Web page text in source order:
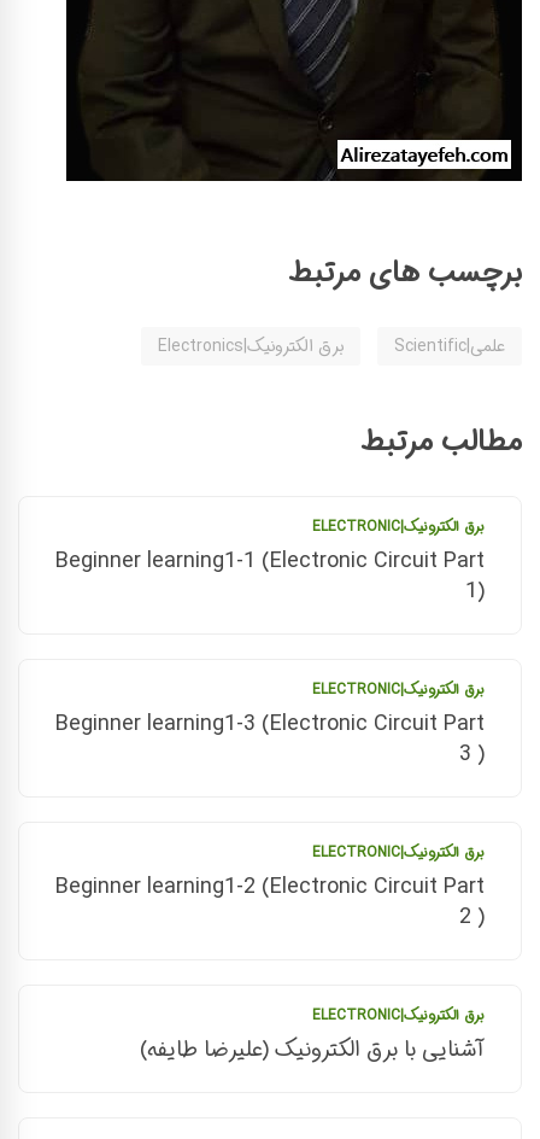
برچسب های مرتبط
علمی|Scientific برق الکترونیک|Electronics
مطالب مرتبط
برق الکترونیک|ELECTRONIC
Beginner learning1-1 (Electronic Circuit Part
1)
برق الکترونیک|ELECTRONIC
Beginner learning1-3 (Electronic Circuit Part
3 )
برق الکترونیک|ELECTRONIC
Beginner learning1-2 (Electronic Circuit Part
2 )
برق الکترونیک|ELECTRONIC
آشنایی با برق الکترونیک (علیرضا طایفه)